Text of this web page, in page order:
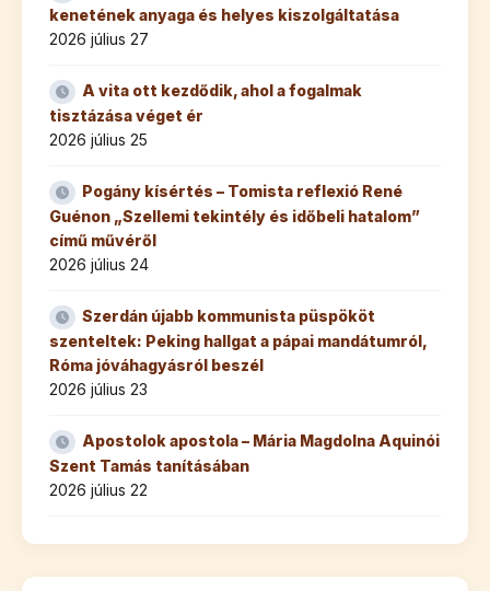
kenetének anyaga és helyes kiszolgáltatása
2026 július 27
A vita ott kezdődik, ahol a fogalmak
tisztázása véget ér
2026 július 25
Pogány kísértés – Tomista reflexió René
Guénon „Szellemi tekintély és időbeli hatalom”
című művéről
2026 július 24
Szerdán újabb kommunista püspököt
szenteltek: Peking hallgat a pápai mandátumról,
Róma jóváhagyásról beszél
2026 július 23
Apostolok apostola – Mária Magdolna Aquinói
Szent Tamás tanításában
2026 július 22